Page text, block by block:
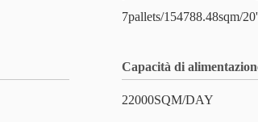
7pallets/154788.48sqm/20'
Capacità di
22000SQM/DAY